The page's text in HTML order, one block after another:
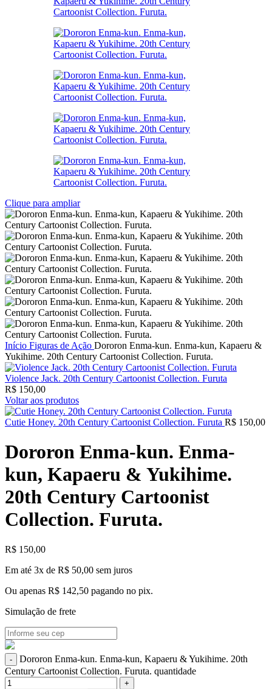
Clique para ampliar
Início Figuras de Ação Dororon Enma-kun. Enma-kun, Kapaeru &
Yukihime. 20th Century Cartoonist Collection. Furuta.
Violence Jack. 20th Century Cartoonist Collection. Furuta
R$ 150,00
Voltar aos produtos
Cutie Honey. 20th Century Cartoonist Collection. Furuta R$ 150,00
Dororon Enma-kun. Enma-
kun, Kapaeru & Yukihime.
20th Century Cartoonist
Collection. Furuta.
R$ 150,00
Em até 3x de R$ 50,00 sem juros
Ou apenas R$ 142,50 pagando no pix.
Simulação de frete
Dororon Enma-kun. Enma-kun, Kapaeru & Yukihime. 20th
Century Cartoonist Collection. Furuta. quantidade